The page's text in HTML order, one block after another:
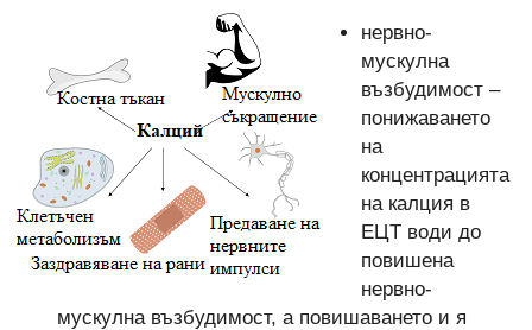
нервно-
мускулна
възбудимост –
понижаването
на
концентрацията
на калция в
ЕЦТ води до
повишена
нервно-
мускулна възбудимост, а повишаването и я